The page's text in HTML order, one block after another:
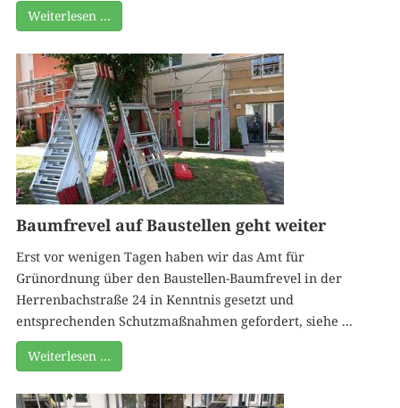
Weiterlesen …
Baumfrevel auf Baustellen geht weiter
Erst vor wenigen Tagen haben wir das Amt für
Grünordnung über den Baustellen-Baumfrevel in der
Herrenbachstraße 24 in Kenntnis gesetzt und
entsprechenden Schutzmaßnahmen gefordert, siehe ...
Weiterlesen …